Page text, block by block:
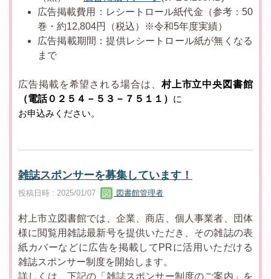
広告掲載費用：レシートロール紙代金（参考：50
巻・約12,804円（税込）※令和5年度実績）
広告掲載期間：提供レシートロール紙が無くなる
まで
広告掲載を希望される場合は、村上市立中央図書館
（電話０２５４－５３－７５１１） に
お申込みください。
雑誌スポンサーを募集しています！
投稿日時 : 2025/01/07 図書館管理者
村上市立図書館では、企業、商店、個人事業者、団体
様に閲覧用雑誌最新号を提供いただき、その雑誌の表
紙カバーなどに広告を掲載してPRに活用いただける
雑誌スポンサー制度を開始します。
詳しくは、下記の「雑誌スポンサー制度のご案内」を